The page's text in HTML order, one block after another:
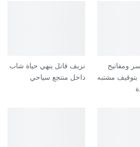
ومفاتيح
بتوقيف مشتبه
نزيف قاتل ينهي حياة شاب
داخل منتجع سياحي